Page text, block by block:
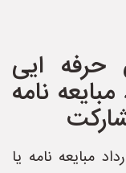
حرفه ایی
نامه
مبایعه نامه یا